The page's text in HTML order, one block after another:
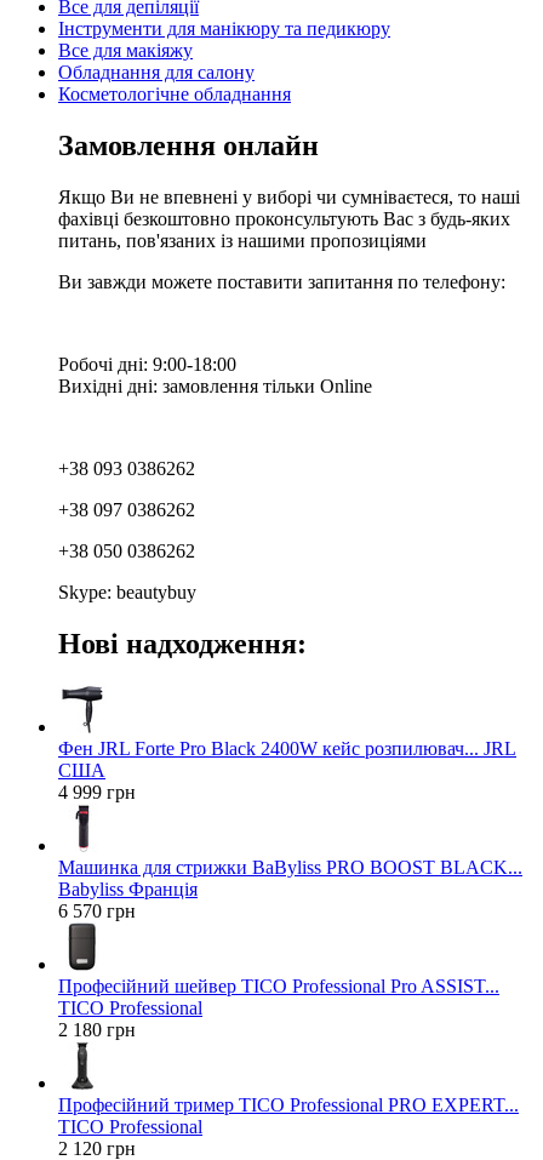
Все для депіляції
Інструменти для манікюру та педикюру
Все для макіяжу
Обладнання для салону
Косметологічне обладнання
Замовлення онлайн
Якщо Ви не впевнені у виборі чи сумніваєтеся, то наші
фахівці безкоштовно проконсультують Вас з будь-яких
питань, пов'язаних із нашими пропозиціями
Ви завжди можете поставити запитання по телефону:
Робочі дні: 9:00-18:00
Вихідні дні: замовлення тільки Online
+38 093 0386262
+38 097 0386262
+38 050 0386262
Skype: beautybuy
Нові надходження:
Фен JRL Forte Pro Black 2400W кейс розпилювач... JRL
США
4 999 грн
Машинка для стрижки BaByliss PRO BOOST BLACK...
Babyliss Франція
6 570 грн
Професійний шейвер TICO Professional Pro ASSIST...
TICO Professional
2 180 грн
Професійний тример TICO Professional PRO EXPERT...
TICO Professional
2 120 грн